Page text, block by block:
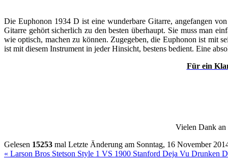
Die Euphonon 1934 D ist eine wunderbare Gitarre, angefangen
Gitarre gehört sicherlich zu den besten überhaupt. Sie muss man
wie optisch, machen zu können. Zugegeben, die Euphonon ist mit
ist mit diesem Instrument in jeder Hinsicht, bestens bedient. Eine
Für ein
Vielen Dank
Gelesen 15253 mal Letzte Änderung am Sonntag, 16 November
« Larson Bros Stetson Style 1 VS 1900 Stanford Deja Vu Drunken